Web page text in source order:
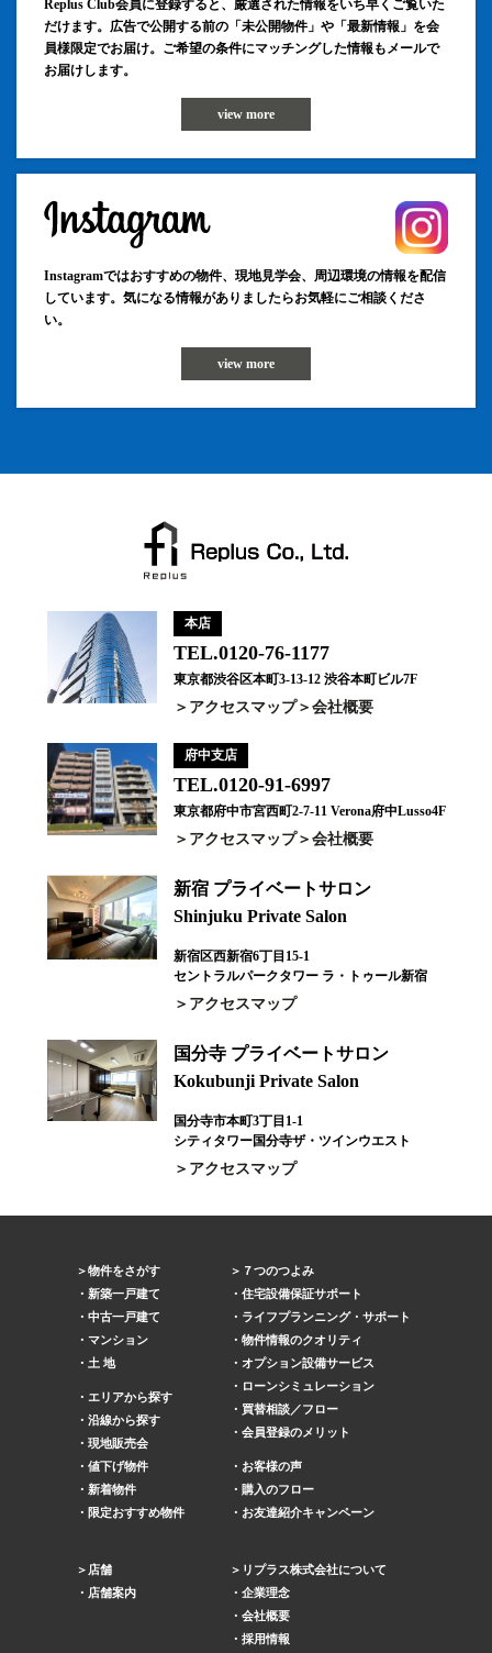
Replus Club会員に登録すると、厳選された情報をいち早くご覧いた
だけます。広告で公開する前の「未公開物件」や「最新情報」を会
員様限定でお届け。ご希望の条件にマッチングした情報もメールで
お届けします。
view more
Instagramではおすすめの物件、現地見学会、周辺環境の情報を配信
しています。気になる情報がありましたらお気軽にご相談くださ
い。
view more
本店
TEL.0120-76-1177
東京都渋谷区本町3-13-12 渋谷本町ビル7F
アクセスマップ 会社概要
府中支店
TEL.0120-91-6997
東京都府中市宮西町2-7-11 Verona府中Lusso4F
アクセスマップ 会社概要
新宿 プライベートサロン
Shinjuku Private Salon
新宿区西新宿6丁目15-1
セントラルパークタワー ラ・トゥール新宿
アクセスマップ
国分寺 プライベートサロン
Kokubunji Private Salon
国分寺市本町3丁目1-1
シティタワー国分寺ザ・ツインウエスト
アクセスマップ
物件をさがす
新築一戸建て
中古一戸建て
マンション
土 地
エリアから探す
沿線から探す
現地販売会
値下げ物件
新着物件
限定おすすめ物件
７つのつよみ
住宅設備保証サポート
ライフプランニング・サポート
物件情報のクオリティ
オプション設備サービス
ローンシミュレーション
買替相談／フロー
会員登録のメリット
お客様の声
購入のフロー
お友達紹介キャンペーン
店舗
店舗案内
リプラス株式会社について
企業理念
会社概要
採用情報